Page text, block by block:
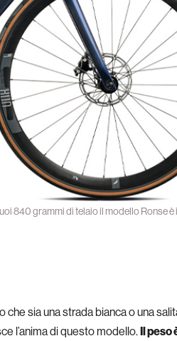
840 grammi di telaio il modello Ronse
sia una strada bianca o una
l’anima di questo modello.Il peso